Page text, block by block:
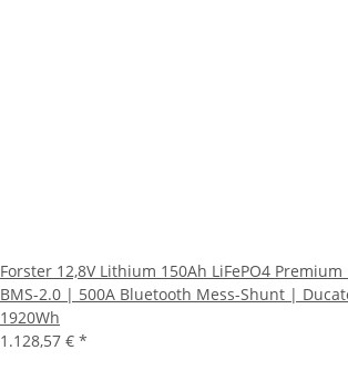
Forster 12,8V Lithium 150Ah LiFePO4
BMS-2.0 | 500A Bluetooth Mess-Shunt |
1920Wh
1.128,57 € *